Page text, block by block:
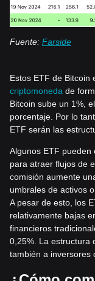
Fuente: Farside
Estos ETF de Bitcoin
criptomoneda de
Bitcoin sube un 1%,
porcentaje. Por lo
ETF serán las
Algunos ETF pueden
para atraer flujos de
comisión aumente
umbrales de activos
A pesar de esto, los
relativamente bajas
financieros
0,25%. La estructura
también a inversores